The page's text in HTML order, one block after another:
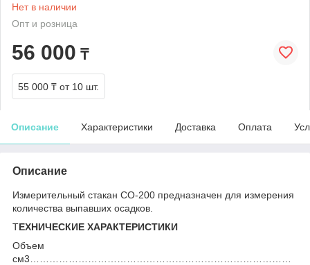
Нет в наличии
Опт и розница
56 000 ₸
55 000 ₸ от 10 шт.
Описание Характеристики Доставка Оплата
Описание
Измерительный стакан СО-200 предназначен для измерения
количества выпавших осадков.
ТЕХНИЧЕСКИЕ ХАРАКТЕРИСТИКИ
Объем
см3